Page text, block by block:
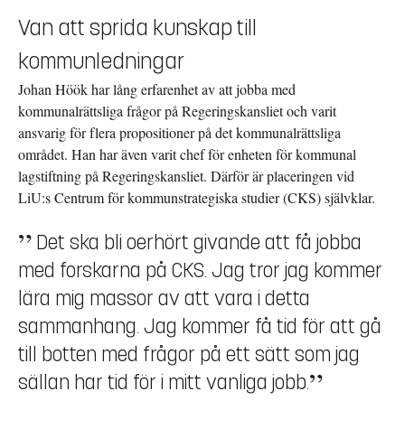
Van att sprida kunskap till
kommunledningar
Johan Höök har lång erfarenhet av att jobba med
kommunalrättsliga frågor på Regeringskansliet och varit
ansvarig för flera propositioner på det kommunalrättsliga
området. Han har även varit chef för enheten för kommunal
lagstiftning på Regeringskansliet. Därför är placeringen vid
LiU:s Centrum för kommunstrategiska studier (CKS) självklar.
Det ska bli oerhört givande att få jobba
med forskarna på CKS. Jag tror jag kommer
lära mig massor av att vara i detta
sammanhang. Jag kommer få tid för att gå
till botten med frågor på ett sätt som jag
sällan har tid för i mitt vanliga jobb.